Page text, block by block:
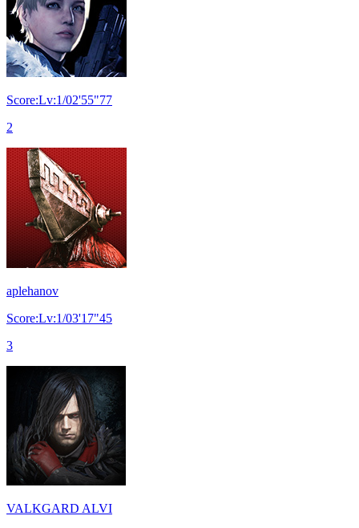
Score:Lv:1/02'55"77
2
aplehanov
Score:Lv:1/03'17"45
3
VALKGARD ALVI